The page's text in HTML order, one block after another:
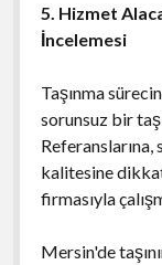
5. Hizmet
İncelemesi
Taşınma
sorunsuz bir
kalitesine
firmasıyla
Mersin'de